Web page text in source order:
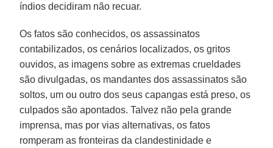
índios decidiram não recuar.
Os fatos são conhecidos, os assassinatos
contabilizados, os cenários localizados, os gritos
ouvidos, as imagens sobre as extremas crueldades
são divulgadas, os mandantes dos assassinatos são
soltos, um ou outro dos seus capangas está preso, os
culpados são apontados. Talvez não pela grande
imprensa, mas por vias alternativas, os fatos
romperam as fronteiras da clandestinidade e